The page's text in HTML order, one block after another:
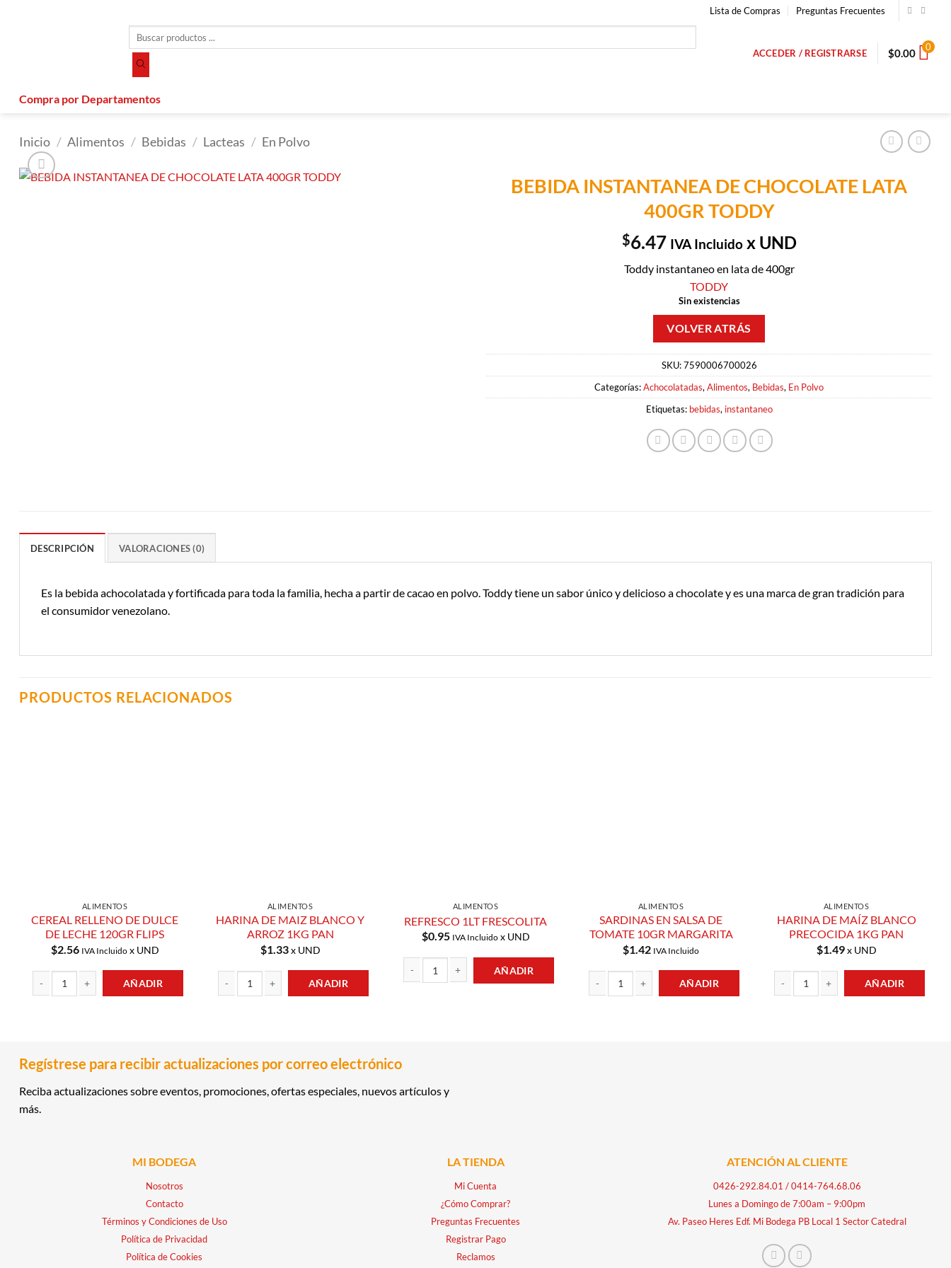
Lista de Compras Preguntas Frecuentes
productos
ACCEDER / REGISTRARSE $0.00 0
Compra por Departamentos
Inicio / Alimentos / Bebidas / Lacteas / En Polvo
BEBIDA INSTANTANEA DE CHOCOLATE LATA
400GR TODDY
$6.47 IVA Incluidox UND
Toddy instantaneo en lata de 400gr
TODDY
Sin existencias
SKU:7590006700026
Categorías:Achocolatadas, Alimentos, Bebidas, En Polvo
Etiquetas: bebidas, instantaneo
DESCRIPCIÓN VALORACIONES (0)
Es la bebida achocolatada y fortificada para toda la familia, hecha a partir de cacao en polvo. Toddy tiene un sabor único y delicioso a chocolate y es una marca de gran tradición para
el consumidor venezolano.
PRODUCTOS RELACIONADOS
ALIMENTOS
CEREAL RELLENO DE DULCE
DE LECHE 120GR FLIPS
$2.56 IVA Incluidox UND
AÑADIR
ALIMENTOS
HARINA DE MAIZ BLANCO Y
ARROZ 1KG PAN
$1.33x UND
AÑADIR
ALIMENTOS
REFRESCO 1LT FRESCOLITA
$0.95 IVA Incluidox UND
AÑADIR
ALIMENTOS
SARDINAS EN SALSA DE
TOMATE 10GR MARGARITA
$1.42 IVA Incluido
AÑADIR
ALIMENTOS
HARINA DE MAÍZ BLANCO
PRECOCIDA 1KG PAN
$1.49x UND
AÑADIR
Regístrese para recibir actualizaciones por correo electrónico
Reciba actualizaciones sobre eventos, promociones, ofertas especiales, nuevos artículos y
más.
MI BODEGA
Nosotros
Contacto
Términos y Condiciones de Uso
Política de Privacidad
Política de Cookies
LA TIENDA
Mi Cuenta
¿Cómo Comprar?
Preguntas Frecuentes
Registrar Pago
Reclamos
ATENCIÓN AL CLIENTE
0426-292.84.01 /0414-764.68.06
Lunes a Domingo de 7:00am – 9:00pm
Av. Paseo Heres Edf. Mi Bodega PB Local 1 Sector Catedral